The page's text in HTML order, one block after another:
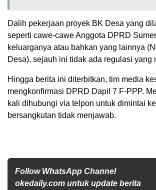
Dalih pekerjaan proyek BK Desa yang
seperti cawe-cawe Anggota DPRD
keluarganya atau bahkan yang lainnya
Desa), sejauh ini tidak ada regulasi yang
Hingga berita ini diterbitkan, tim media
mengkonfirmasi DPRD Dapil 7 F-PPP.
kali dihubungi via telpon untuk dimintai
bersangkutan tidak menjawab.
Follow WhatsApp Channel
okedaily.com untuk update berita